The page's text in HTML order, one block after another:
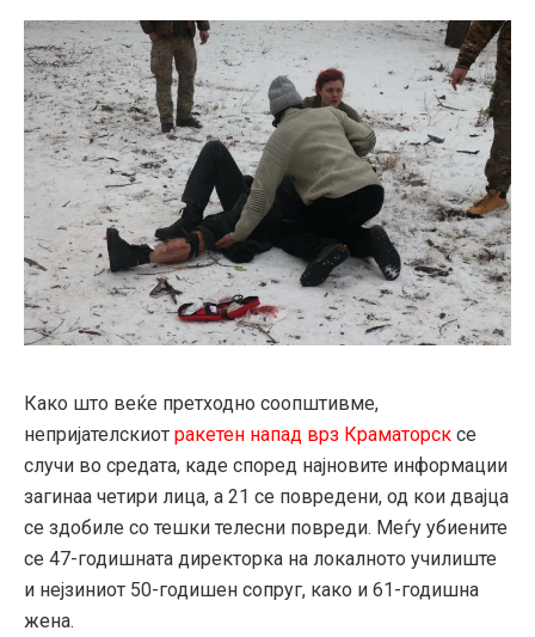
Како што веќе претходно соопштивме,
непријателскиот ракетен напад врз Краматорск се
случи во средата, каде според најновите информации
загинаа четири лица, а 21 се повредени, од кои двајца
се здобиле со тешки телесни повреди. Меѓу убиените
се 47-годишната директорка на локалното училиште
и нејзиниот 50-годишен сопруг, како и 61-годишна
жена.